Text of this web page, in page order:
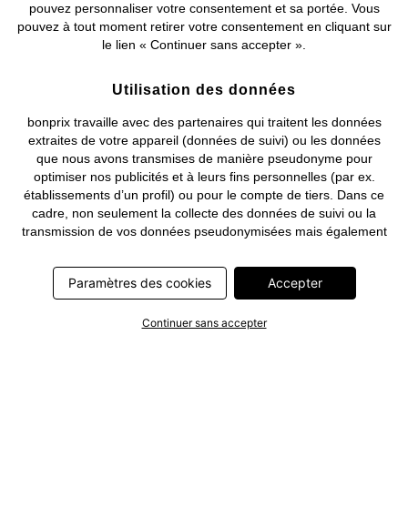
Deutsch Français
pouvez personnaliser votre consentement et sa portée. Vous
pouvez à tout moment retirer votre consentement en cliquant sur
le lien « Continuer sans accepter ».
Utilisation des données
bonprix travaille avec des partenaires qui traitent les données
extraites de votre appareil (données de suivi) ou les données
que nous avons transmises de manière pseudonyme pour
optimiser nos publicités et à leurs fins personnelles (par ex.
établissements d’un profil) ou pour le compte de tiers. Dans ce
cadre, non seulement la collecte des données de suivi ou la
transmission de vos données pseudonymisées mais également
nécessitent un consentement. Les données de suivi seront alors
collectées ou vos données pseudonymisées seront alors
transmises seulement si vous avez cliqué préalablement sur le
bouton « Accepter » dans la bannière sur bonprix.fr . Les
Paramètres des cookies Accepter
Continuer sans accepter